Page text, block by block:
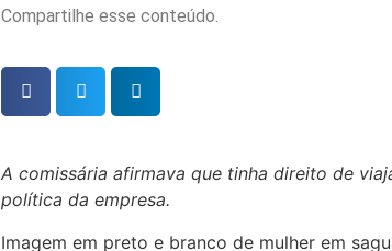
Compartilhe esse conteúdo.
A comissária afirmava que tinha direito de
política da empresa.
Imagem em preto e branco de mulher em